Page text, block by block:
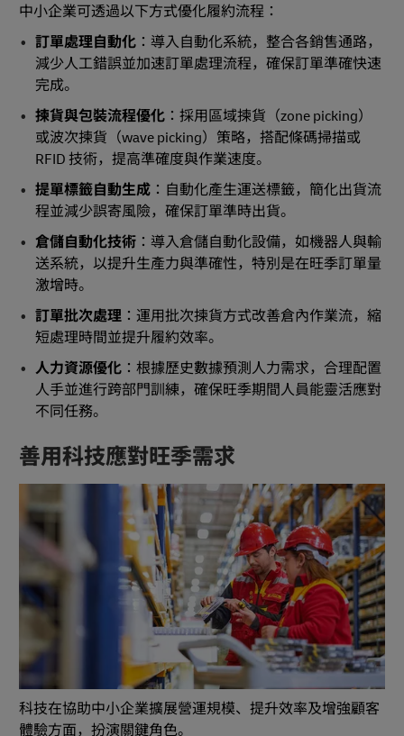
中小企業可透過以下方式優化履約流程：
訂單處理自動化：導入自動化系統，整合各銷售通路，
減少人工錯誤並加速訂單處理流程，確保訂單準確快速
完成。
揀貨與包裝流程優化：採用區域揀貨（zone picking）
或波次揀貨（wave picking）策略，搭配條碼掃描或
RFID 技術，提高準確度與作業速度。
提單標籤自動生成：自動化產生運送標籤，簡化出貨流
程並減少誤寄風險，確保訂單準時出貨。
倉儲自動化技術：導入倉儲自動化設備，如機器人與輸
送系統，以提升生產力與準確性，特別是在旺季訂單量
激增時。
訂單批次處理：運用批次揀貨方式改善倉內作業流，縮
短處理時間並提升履約效率。
人力資源優化：根據歷史數據預測人力需求，合理配置
人手並進行跨部門訓練，確保旺季期間人員能靈活應對
不同任務。
善用科技應對旺季需求
科技在協助中小企業擴展營運規模、提升效率及增強顧客
體驗方面，扮演關鍵角色。